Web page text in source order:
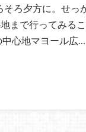
ろ夕方に。せっ
まで行ってみる
中心地マヨール広…